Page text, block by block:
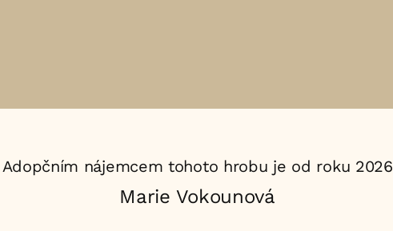
Adopčním nájemcem tohoto hrobu je od roku 2026
Marie Vokounová